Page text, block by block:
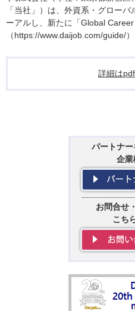
「当社」）は、外資系・グロー
ーアルし、新たに「Global Career
（https://www.daijob.com/guide/
詳細は
パートナ
企業
お問合せ
こち